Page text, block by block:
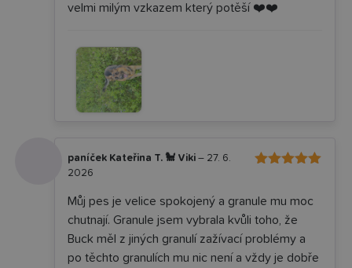
velmi milým vzkazem který potěší ❤️❤️
paníček Kateřina T. 🐩 Viki – 27. 6.
2026
Můj pes je velice spokojený a granule mu moc
chutnají. Granule jsem vybrala kvůli toho, že
Buck měl z jiných granulí zažívací problémy a
po těchto granulích mu nic není a vždy je dobře